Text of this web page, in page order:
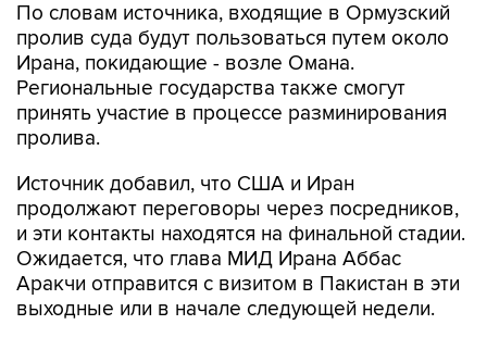
По словам источника, входящие в Ормузский
пролив суда будут пользоваться путем около
Ирана, покидающие - возле Омана.
Региональные государства также смогут
принять участие в процессе разминирования
пролива.
Источник добавил, что США и Иран
продолжают переговоры через посредников,
и эти контакты находятся на финальной стадии.
Ожидается, что глава МИД Ирана Аббас
Аракчи отправится с визитом в Пакистан в эти
выходные или в начале следующей недели.